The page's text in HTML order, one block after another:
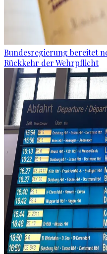
Bundesregierung bereitet
Rückkehr der Wehrpflicht